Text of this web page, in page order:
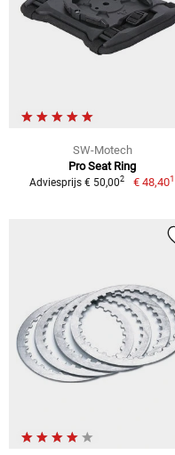
SW-Motech
Pro Seat Ring
Adviesprijs € 50,002 € 48,401